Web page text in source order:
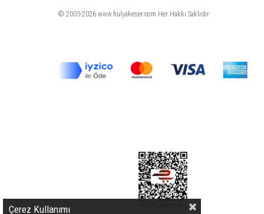
© 2005-2026 www.hulyakeser.com Her Hakkı Saklıdır.
Çerez Kullanımı